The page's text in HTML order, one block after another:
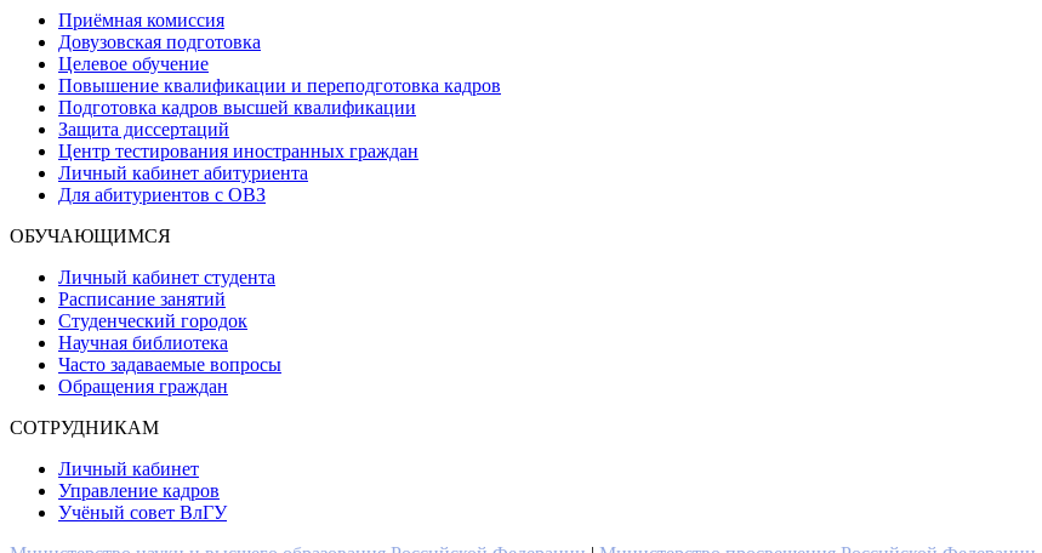
Приёмная комиссия
Довузовская подготовка
Целевое обучение
Повышение квалификации и переподготовка кадров
Подготовка кадров высшей квалификации
Защита диссертаций
Центр тестирования иностранных граждан
Личный кабинет абитуриента
Для абитуриентов с ОВЗ
ОБУЧАЮЩИМСЯ
Личный кабинет студента
Расписание занятий
Студенческий городок
Научная библиотека
Часто задаваемые вопросы
Обращения граждан
СОТРУДНИКАМ
Личный кабинет
Управление кадров
Учёный совет ВлГУ